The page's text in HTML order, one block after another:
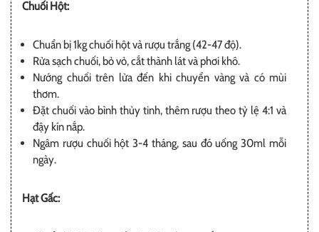
Chuối Hột:
Chuẩn bị 1kg chuối hột và rượu trắng (42-47 độ).
Rửa sạch chuối, bỏ vỏ, cắt thành lát và phơi khô.
Nướng chuối trên lửa đến khi chuyển vàng và có mùi
thơm.
Đặt chuối vào bình thủy tinh, thêm rượu theo tỷ lệ 4:1 và
đậy kín nắp.
Ngâm rượu chuối hột 3-4 tháng, sau đó uống 30ml mỗi
ngày.
Hạt Gấc: